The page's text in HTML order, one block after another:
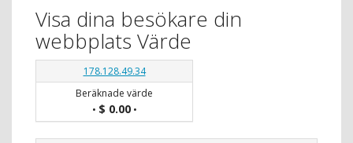
Visa dina besökare din
webbplats Värde
178.128.49.34
Beräknade värde
• $ 0.00•